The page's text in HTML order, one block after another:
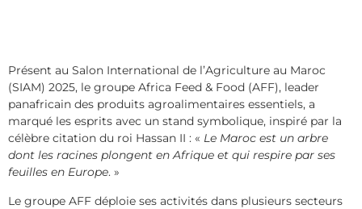
Présent au Salon International de l’Agriculture au Maroc
(SIAM) 2025, le groupe Africa Feed & Food (AFF), leader
panafricain des produits agroalimentaires essentiels, a
marqué les esprits avec un stand symbolique, inspiré par la
célèbre citation du roi Hassan II : « Le Maroc est un arbre
dont les racines plongent en Afrique et qui respire par ses
feuilles en Europe. »
Le groupe AFF déploie ses activités dans plusieurs secteurs